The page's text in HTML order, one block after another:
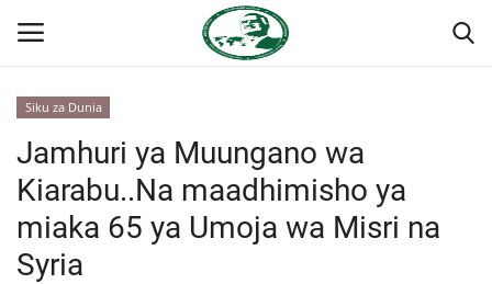
Nyumba
Onyesho la Majaribio
Siku za Dunia
Jamhuri ya Muungano wa
Kiarabu..Na maadhimisho ya
miaka 65 ya Umoja wa Misri na
Syria